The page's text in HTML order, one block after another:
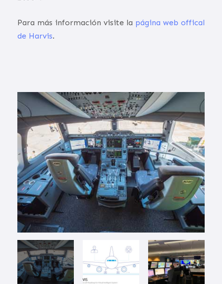
Para más información visite la página web offical
de Harvis.